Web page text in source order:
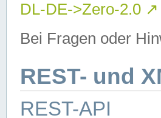
DL-DE->Zero-2.0 ↗
Bei Fragen oder
REST- und
REST-API